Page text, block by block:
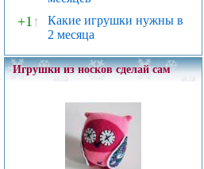
+1↑
Какие игрушки нужны в
2 месяца
Игрушки из носков сделай сам